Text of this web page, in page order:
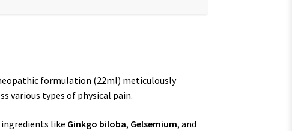
formulation (22ml) meticulously
various types of physical pain.
like Ginkgo biloba, Gelsemium, and